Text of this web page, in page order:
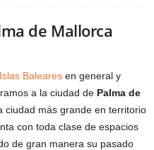
de Mallorca
Islas Baleares en general y
a la ciudad de Palma de
ciudad más grande en territorio
con toda clase de espacios
de gran manera su pasado